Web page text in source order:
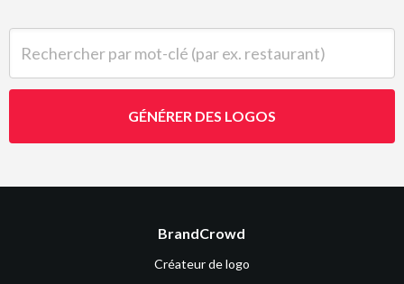
GÉNÉRER DES LOGOS
BrandCrowd
Créateur de logo